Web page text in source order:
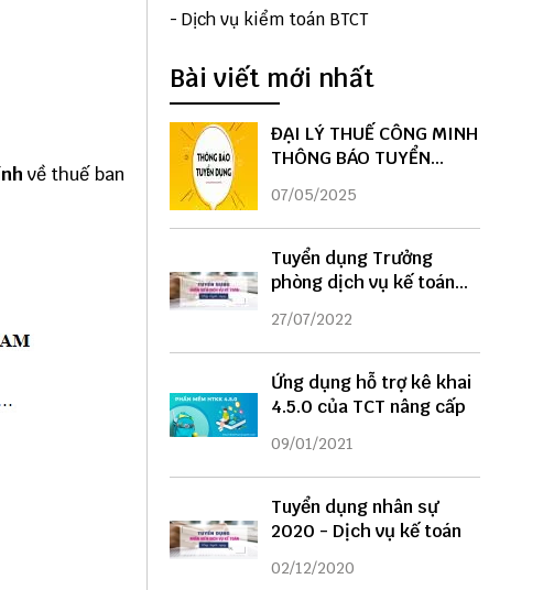
về thuế ban
- Dịch vụ kiểm toán BTCT
Bài viết mới nhất
ĐẠI LÝ THUẾ CÔNG MINH
THÔNG BÁO TUYỂN
DỤNG
07/05/2025
Tuyển dụng Trưởng
phòng dịch vụ kế toán
năm 2022
27/07/2022
Ứng dụng hỗ trợ kê khai
4.5.0 của TCT nâng cấp
09/01/2021
Tuyển dụng nhân sự
2020 - Dịch vụ kế toán
02/12/2020